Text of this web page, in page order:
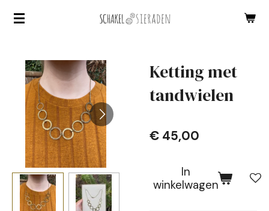
Ga
hoofdinhoud
Ketting met
tandwielen
€ 45,00
In
winkelwagen